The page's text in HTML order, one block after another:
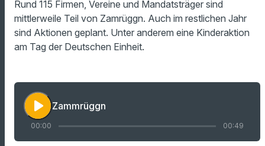
Rund 115 Firmen, Vereine und Mandatsträger sind
mittlerweile Teil von Zamrüggn. Auch im restlichen Jahr
sind Aktionen geplant. Unter anderem eine Kinderaktion
am Tag der Deutschen Einheit.
play_arrow Zammrüggn
00:00 00:49